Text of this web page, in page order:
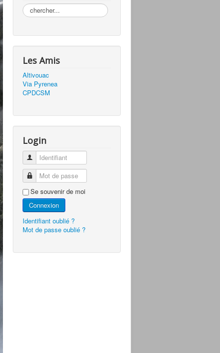
Rechercher
Les Amis
Altivouac
Via Pyrenea
CPDCSM
Login
Identifiant
Mot de passe
Se souvenir de moi
Connexion
Identifiant oublié ?
Mot de passe oublié ?